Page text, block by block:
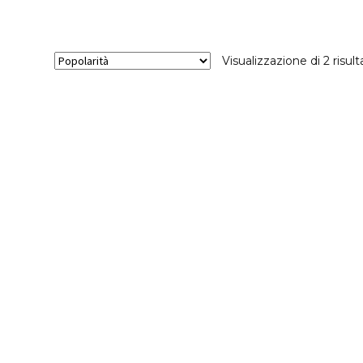
Visualizzazione di 2